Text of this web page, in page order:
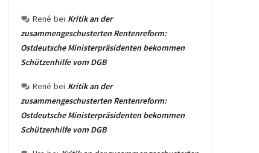
René bei Kritik an der
zusammengeschusterten Rentenreform:
Ostdeutsche Ministerpräsidenten bekommen
Schützenhilfe vom DGB
René bei Kritik an der
zusammengeschusterten Rentenreform:
Ostdeutsche Ministerpräsidenten bekommen
Schützenhilfe vom DGB